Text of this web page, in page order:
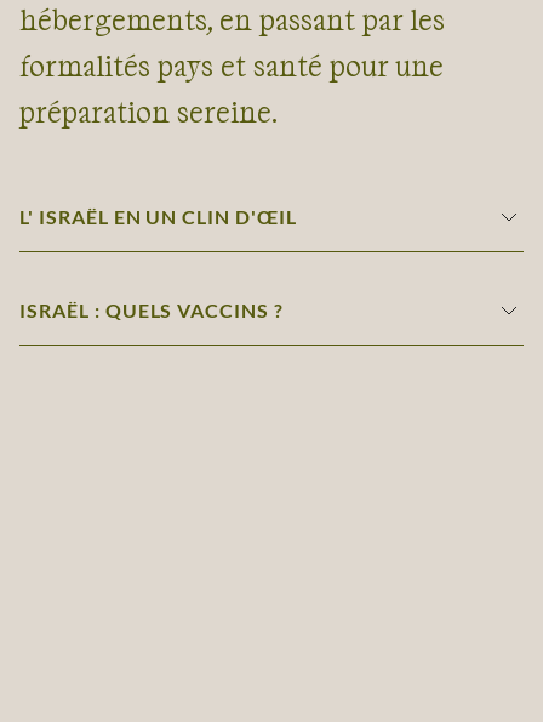
hébergements, en passant par les
formalités pays et santé pour une
préparation sereine.
L' ISRAËL EN UN CLIN D'ŒIL
ISRAËL : QUELS VACCINS ?